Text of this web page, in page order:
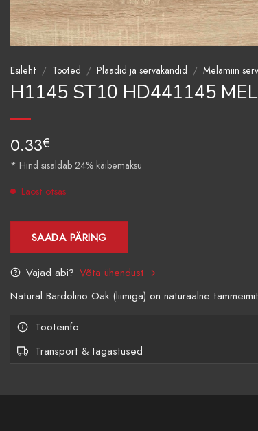
Esileht / Tooted / Plaadid ja servakandid / Melamiin
H1145 ST10 HD441145
0.33€
* Hind sisaldab 24% käibemaksu
Laost otsas
SAADA PÄRING
Vajad abi? Võta ühendust
Natural Bardolino Oak (liimiga) on naturaalne
Tooteinfo
Transport & tagastused